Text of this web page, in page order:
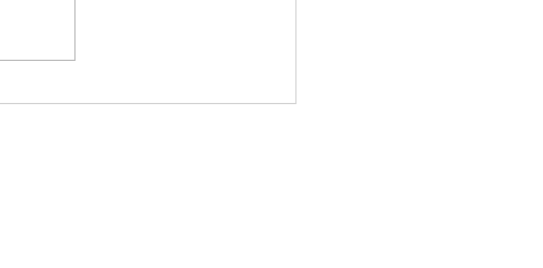
คอลัมน์"จับชีพจรวงการ